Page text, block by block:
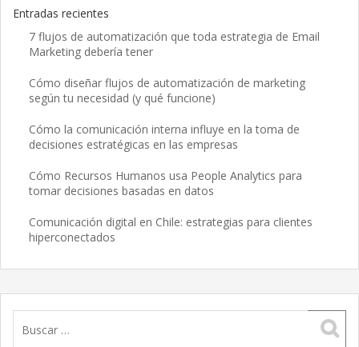
Entradas recientes
7 flujos de automatización que toda estrategia de Email
Marketing debería tener
Cómo diseñar flujos de automatización de marketing
según tu necesidad (y qué funcione)
Cómo la comunicación interna influye en la toma de
decisiones estratégicas en las empresas
Cómo Recursos Humanos usa People Analytics para
tomar decisiones basadas en datos
Comunicación digital en Chile: estrategias para clientes
hiperconectados